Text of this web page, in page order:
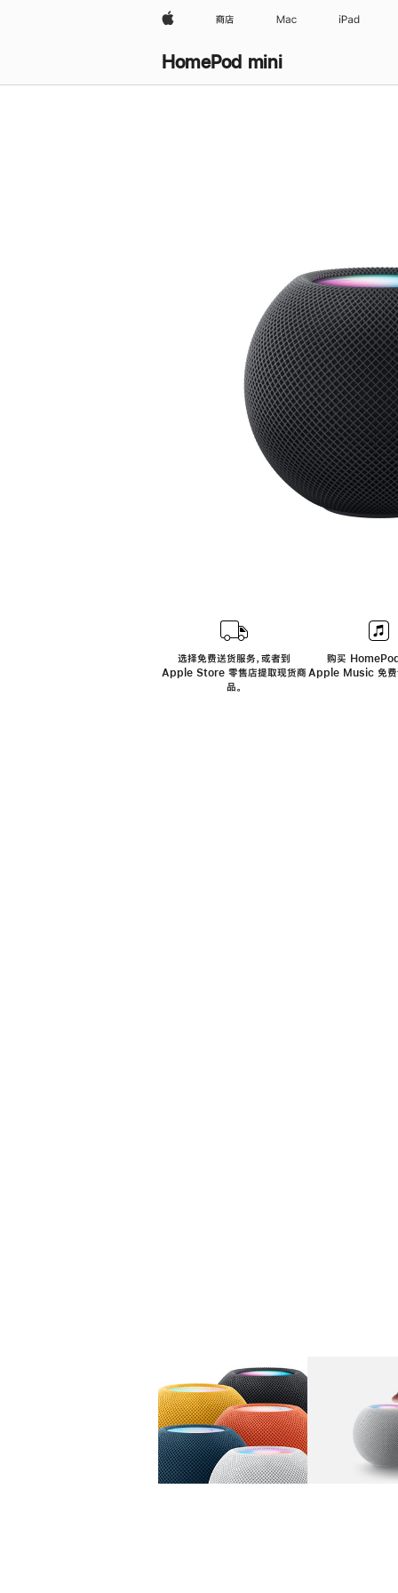
Apple 商店 Mac iPad
HomePod mini
选择免费送货服务，或者到
Apple Store 零售店提取现货商
品。
购买
Apple Music 免费
图库 图像 1